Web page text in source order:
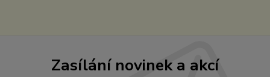
Zasílání novinek a akcí